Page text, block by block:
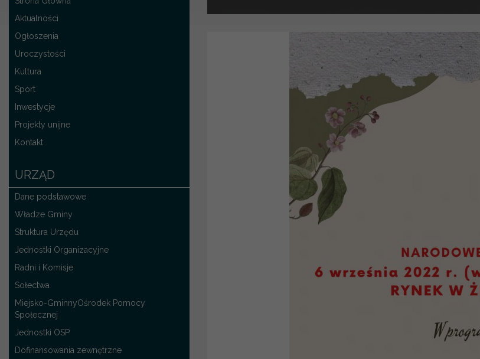
Aktualności
Ogłoszenia
Uroczystości
Kultura
Sport
Inwestycje
Projekty unijne
Kontakt
URZĄD
Dane podstawowe
Władze Gminy
Struktura Urzędu
Jednostki Organizacyjne
Radni i Komisje
Sołectwa
Miejsko-GminnyOśrodek Pomocy
Społecznej
Jednostki OSP
Dofinansowania zewnętrzne